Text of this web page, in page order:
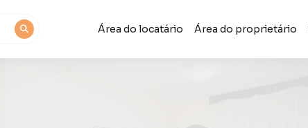
Área do locatário Área do proprietário